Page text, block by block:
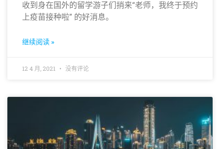
收到身在国外的留学游子们捎来“老师，我终于预约
上疫苗接种啦” 的好消息。
继续阅读 »
12 4 月, 2021 没有评论